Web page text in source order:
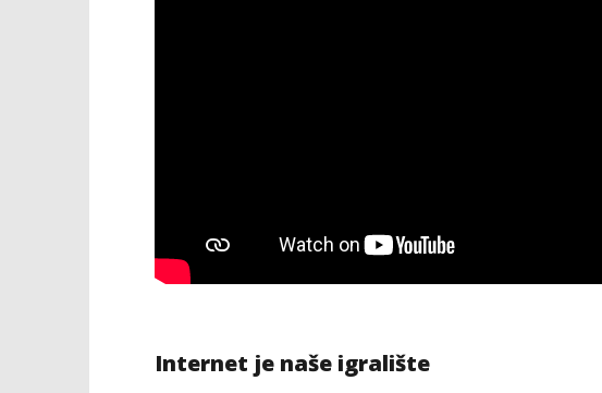
Internet je naše igralište